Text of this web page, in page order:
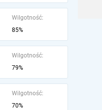
Wilgotność:
85%
Wilgotność:
79%
Wilgotność:
70%